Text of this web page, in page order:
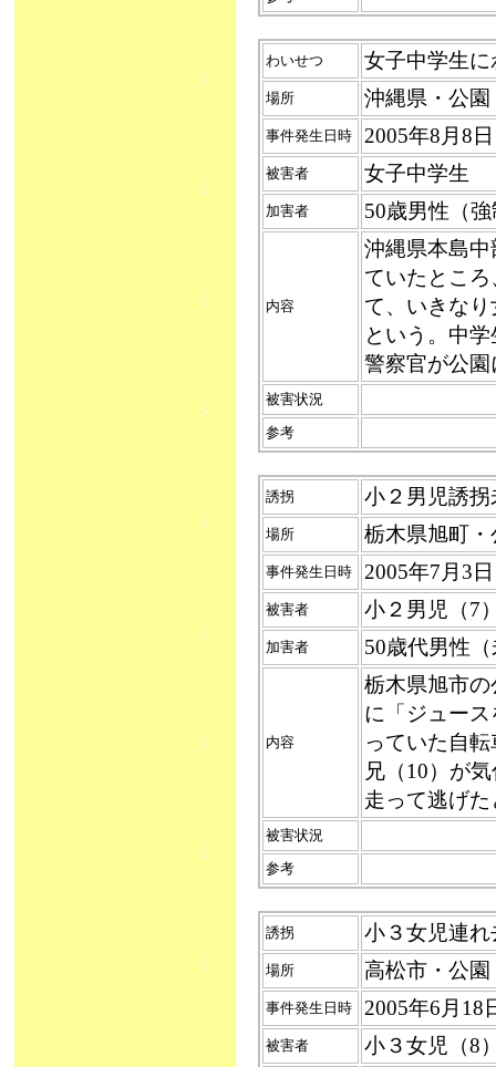
わいせつ 女子中学生に
場所 沖縄県・公園
事件発生日時 2005年8月8
被害者 女子中学生
加害者 50歳男性（
内容
沖縄県本島
ていたとこ
て、いきな
という。中
警察官が公
被害状況
参考
誘拐 小２男児誘拐
場所 栃木県旭町・
事件発生日時 2005年7月
被害者 小２男児（7
加害者 50歳代男性
内容
栃木県旭市
に「ジュー
っていた自
兄（10）が
走って逃げ
被害状況
参考
誘拐 小３女児連れ
場所 高松市・公園
事件発生日時 2005年6月
被害者 小３女児（8